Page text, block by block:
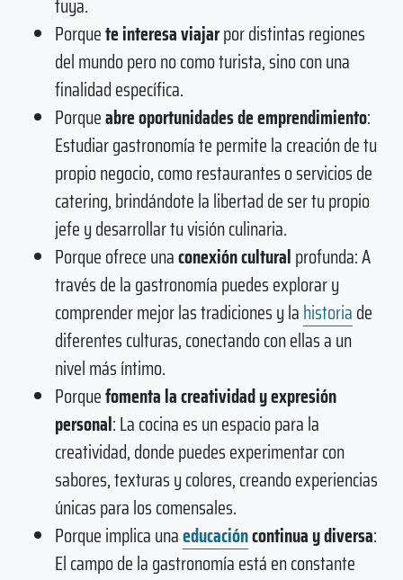
Porquete interesa viajarpor distintas regiones
del mundo pero no como turista, sino con una
finalidad específica.
Porqueabre oportunidades de emprendimiento:
Estudiar gastronomía te permite la creación de tu
propio negocio, como restaurantes o servicios de
catering, brindándote la libertad de ser tu propio
jefe y desarrollar tu visión culinaria.
Porque ofrece unaconexión culturalprofunda: A
través de la gastronomía puedes explorar y
comprender mejor las tradiciones y lahistoriade
diferentes culturas, conectando con ellas a un
nivel más íntimo.
Porquefomenta la creatividad y expresión
personal: La cocina es un espacio para la
creatividad, donde puedes experimentar con
sabores, texturas y colores, creando experiencias
únicas para los comensales.
Porque implica unaeducacióncontinua y diversa:
El campo de la gastronomía está en constante